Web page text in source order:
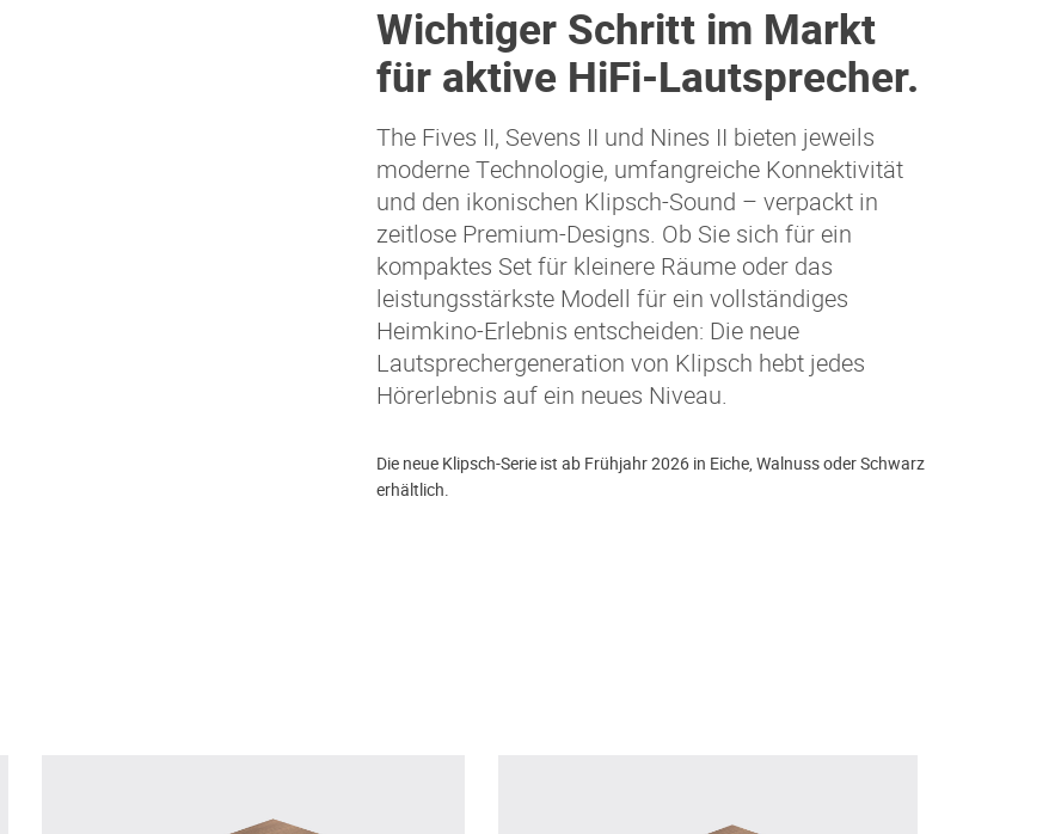
Wichtiger Schritt im Markt
für aktive HiFi-Lautsprecher.
The Fives II, Sevens II und Nines II bieten jeweils
moderne Technologie, umfangreiche Konnektivität
und den ikonischen Klipsch-Sound – verpackt in
zeitlose Premium-Designs. Ob Sie sich für ein
kompaktes Set für kleinere Räume oder das
leistungsstärkste Modell für ein vollständiges
Heimkino-Erlebnis entscheiden: Die neue
Lautsprechergeneration von Klipsch hebt jedes
Hörerlebnis auf ein neues Niveau.
Die neue Klipsch-Serie ist ab Frühjahr 2026 in Eiche, Walnuss oder Schwarz
erhältlich.